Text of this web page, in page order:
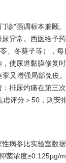
诊”强调标本兼顾
异常。西医给予
、冬葵子等），
使尿道黏膜修复
又增强局部免疫
排尿灼痛在第三
评分＞50，则安
病参比实验室数
菌浓度≥0.125µg/